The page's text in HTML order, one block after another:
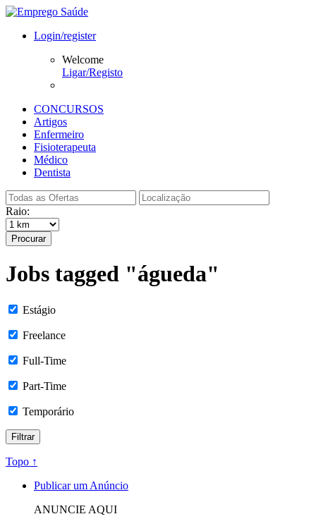
Login/register
Welcome
Ligar/Registo
CONCURSOS
Artigos
Enfermeiro
Fisioterapeuta
Médico
Dentista
Raio:
Procurar
Jobs tagged "águeda"
Estágio
Freelance
Full-Time
Part-Time
Temporário
Topo ↑
Publicar um Anúncio
ANUNCIE AQUI